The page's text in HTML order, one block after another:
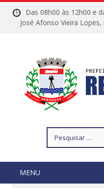
Das 08h00 às 12h00
José Afonso Vieira
por:
MENU